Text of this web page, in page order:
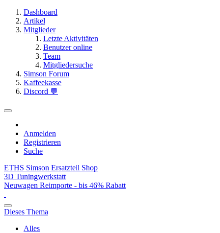
Dashboard
Artikel
Mitglieder
Letzte Aktivitäten
Benutzer online
Team
Mitgliedersuche
Simson Forum
Kaffeekasse
Discord 💬
Anmelden
Registrieren
Suche
ETHS Simson Ersatzteil Shop
3D Tuningwerkstatt
Neuwagen Reimporte - bis 46% Rabatt
Dieses Thema
Alles